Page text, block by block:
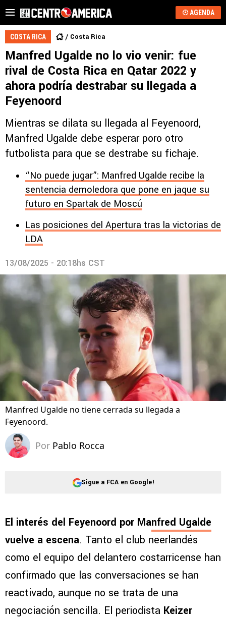
AGENDA
COSTA RICA Costa Rica
Manfred Ugalde no lo vio venir: fue
rival de Costa Rica en Qatar 2022 y
ahora podría destrabar su llegada a
Feyenoord
Mientras se dilata su llegada al Feyenoord,
Manfred Ugalde debe esperar poro otro
futbolista para que se destrabe su fichaje.
“No puede jugar”: Manfred Ugalde recibe la
sentencia demoledora que pone en jaque su
futuro en Spartak de Moscú
Las posiciones del Apertura tras la victorias de
LDA
13/08/2025 - 20:18hs CST
Manfred Ugalde no tiene cerrada su llegada a
Feyenoord.
Por Pablo Rocca
Sigue a FCA en Google!
El interés del Feyenoord por Manfred Ugalde
vuelve a escena. Tanto el club neerlandés
como el equipo del delantero costarricense han
confirmado que las conversaciones se han
reactivado, aunque no se trata de una
negociación sencilla. El periodista Keizer